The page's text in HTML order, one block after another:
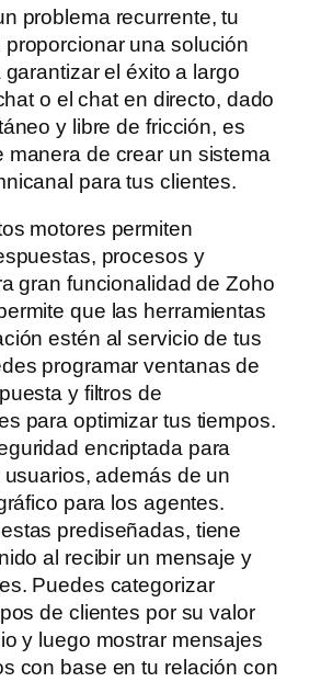
problema recurrente, tu
una solución
el éxito a largo
o el chat en directo, dado
y libre de fricción, es
manera de crear un sistema
para tus clientes.
motores permiten
procesos y
gran funcionalidad de Zoho
que las herramientas
estén al servicio de tus
programar ventanas de
y filtros de
para optimizar tus tiempos.
encriptada para
además de un
para los agentes.
prediseñadas, tiene
al recibir un mensaje y
Puedes categorizar
de clientes por su valor
y luego mostrar mensajes
con base ​​en tu relación con